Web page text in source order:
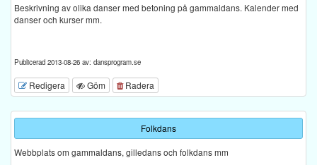
Beskrivning av olika danser med betoning på gammaldans. Kalender med
danser och kurser mm.
Publicerad 2013-08-26 av: dansprogram.se
Redigera Göm Radera
Folkdans
Webbplats om gammaldans, gilledans och folkdans mm